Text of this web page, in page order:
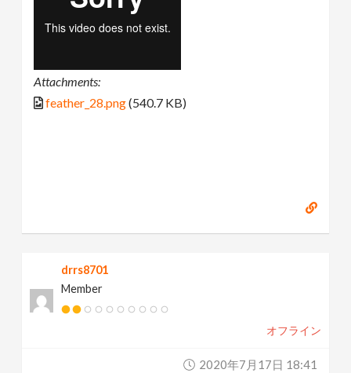
Attachments:
feather_28.png(540.7 KB)
drrs8701
Member
オフライン
2020年7月17日 18:41